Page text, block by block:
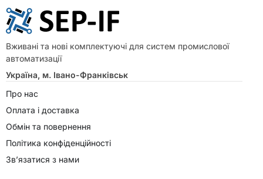
Вживані та нові комплектуючі для систем промислової
автоматизації
Україна, м. Івано-Франківськ
Про нас
Оплата і доставка
Обмін та повернення
Політика конфіденційності
Зв’язатися з нами